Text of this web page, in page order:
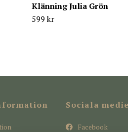
Klänning Julia Grön
599 kr
Sociala
Facebook